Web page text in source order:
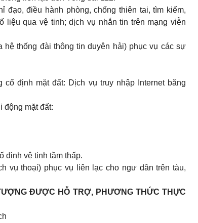
đạo, điều hành phòng, chống thiên tai, tìm kiếm,
liệu qua vệ tinh; dịch vụ nhắn tin trên mạng viễn
thống đài thông tin duyên hải) phục vụ các sự
định mặt đất: Dịch vụ truy nhập Internet băng
động mặt đất:
định vệ tinh tầm thấp.
vụ thoại) phục vụ liên lạc cho ngư dân trên tàu,
ĐƯỢC HỖ TRỢ, PHƯƠNG THỨC THỰC